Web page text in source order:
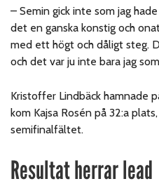
– Semin gick inte som jag
det en ganska konstig och
med ett högt och dåligt steg.
och det var ju inte bara jag
Kristoffer Lindbäck hamnade
kom Kajsa Rosén på 32:a
semifinalfältet.
Resultat herrar lead